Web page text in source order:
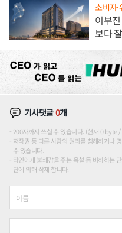
소비자·
이부
보다
기사댓글0개
200자까지 쓰실 수 있습니다. (현재 0 byte
저작권 등 다른 사람의 권리를 침해하거나
수 있습니다.
타인에게 불쾌감을 주는 욕설 등 비하하는
단에 의해 삭제 합니다.